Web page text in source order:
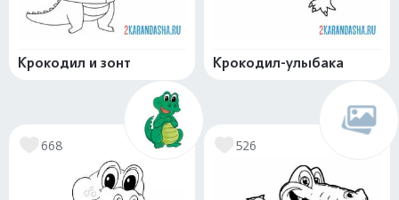
Крокодил и зонт Крокодил-улыбака
668 526